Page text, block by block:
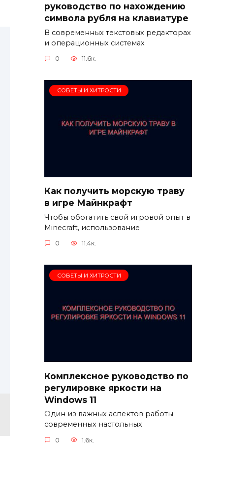
руководство по нахождению
символа рубля на клавиатуре
В современных текстовых редакторах
и операционных системах
0 11.6к.
СОВЕТЫ И ХИТРОСТИ
Как получить морскую траву
в игре Майнкрафт
Чтобы обогатить свой игровой опыт в
Minecraft, использование
0 11.4к.
СОВЕТЫ И ХИТРОСТИ
Комплексное руководство по
регулировке яркости на
Windows 11
Один из важных аспектов работы
современных настольных
0 1.6к.